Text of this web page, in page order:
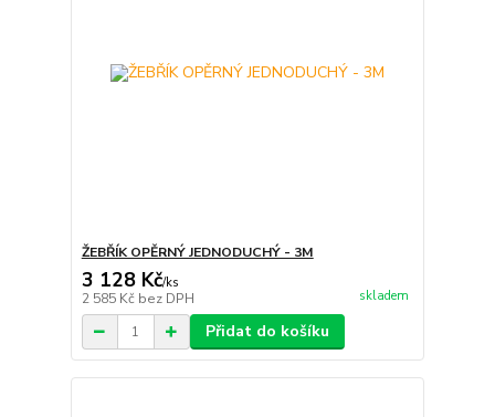
ŽEBŘÍK OPĚRNÝ JEDNODUCHÝ - 3M
3 128 Kč/ks
2 585 Kč bez DPH skladem
Přidat do košíku